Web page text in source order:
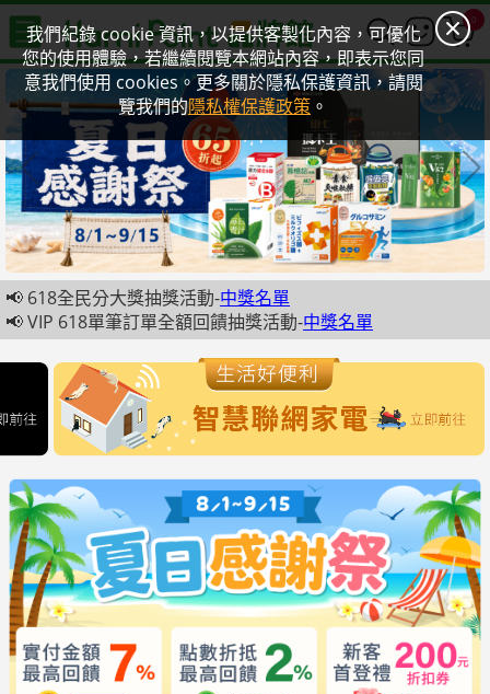
我們紀錄 cookie 資訊，以提供客製化內容，可優化
您的使用體驗，若繼續閱覽本網站內容，即表示您同
意我們使用 cookies。更多關於隱私保護資訊，請閱
覽我們的隱私權保護政策 。
0
📢 618全民分大獎抽獎活動-中獎名單
📢 VIP 618單筆訂單全額回饋抽獎活動-中獎名單